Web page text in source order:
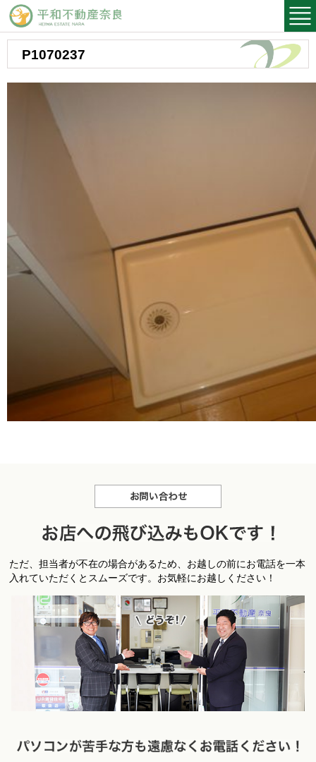
平和不動産奈良
P1070237
店への飛び込みもＯＫです！
ただ、担当者が不在の場合があるため、お越しの前にお電話を一本
入れていただくとスムーズです。お気軽にお越しください！